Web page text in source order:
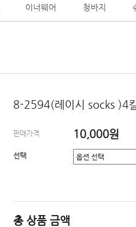
이너웨어 청바지
8-2594(레이시 socks )4
판매가격 10,000원
선택
총 상품 금액